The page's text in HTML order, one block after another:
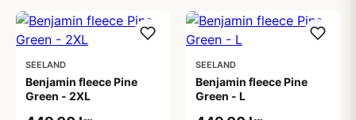
SEELAND
Benjamin fleece Pine
Green - 2XL
SEELAND
Benjamin fleece Pine
Green - L